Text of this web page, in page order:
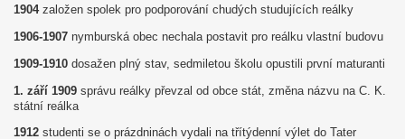
1904založen spolek pro podporování chudých studujících reálky
1906-1907 nymburská obec nechala postavit pro reálku vlastní budovu
1909-1910 dosažen plný stav, sedmiletou školu opustili první maturanti
1. září 1909 správu reálky převzal od obce stát, změna názvu na C. K.
státní reálka
1912 studenti se o prázdninách vydali na třítýdenní výlet do Tater